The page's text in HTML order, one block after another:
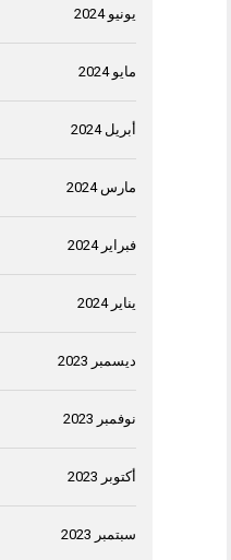
يونيو 2024
مايو 2024
أبريل 2024
مارس 2024
فبراير 2024
يناير 2024
ديسمبر 2023
نوفمبر 2023
أكتوبر 2023
سبتمبر 2023